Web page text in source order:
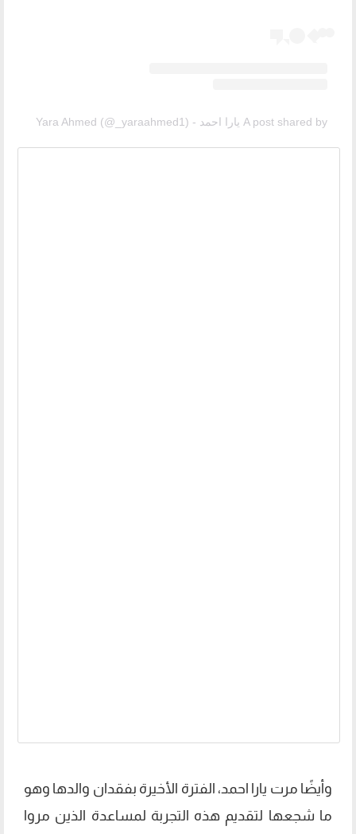
A post shared by يارا احمد - Yara Ahmed (@_yaraahmed1)
وأيضًا مرت يارا احمد، الفترة الأخيرة بفقدان والدها وهو
ما شجعها لتقديم هذه التجربة لمساعدة الذين مروا